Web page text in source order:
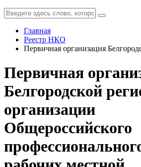
Главная
Реестр НКО
Первичная организация
Первичная
Белгородской
организации
Общероссийского